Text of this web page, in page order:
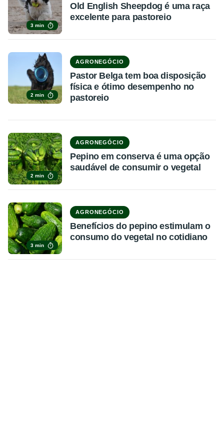
3 min
Old English Sheepdog é uma raça
excelente para pastoreio
2 min
AGRONEGÓCIO
Pastor Belga tem boa disposição
física e ótimo desempenho no
pastoreio
2 min
AGRONEGÓCIO
Pepino em conserva é uma opção
saudável de consumir o vegetal
3 min
AGRONEGÓCIO
Benefícios do pepino estimulam o
consumo do vegetal no cotidiano